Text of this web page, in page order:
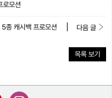
모션
목록 보기
5종 캐시백 프로모션 다음 글